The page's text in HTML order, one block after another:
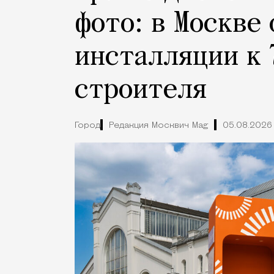
фото: в Москве
инсталляции к
строителя
Город Редакция Москвич Mag 05.08.2026